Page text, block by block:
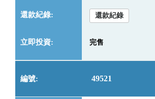
還款紀錄
完售
49521